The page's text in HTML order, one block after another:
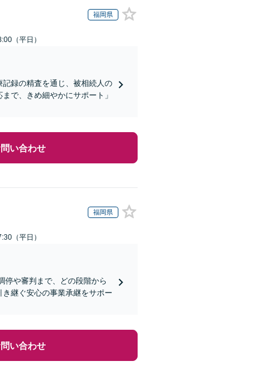
福岡県
（平日）
記録の精査を通じ、被相続人の
で、きめ細やかにサポート」
い合わせ
福岡県
（平日）
停や審判まで、どの段階から
継ぐ安心の事業承継をサポー
い合わせ